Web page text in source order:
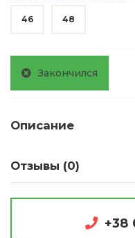
46 48
Закончился
Описание
Отзывы (0)
+38